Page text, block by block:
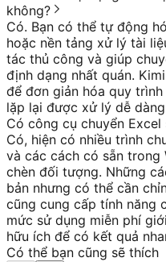
không?
Có. Bạn có thể tự động
hoặc nền tảng xử lý tài
tác thủ công và giúp
định dạng nhất quán.
để đơn giản hóa quy
lặp lại được xử lý dễ
Có công cụ chuyển
Có, hiện có nhiều trình
và các cách có sẵn trong
chèn đối tượng. Những
bản nhưng có thể cần
cũng cung cấp tính năng
mức sử dụng miễn phí
hữu ích để có kết quả
Có thể bạn cũng sẽ thích